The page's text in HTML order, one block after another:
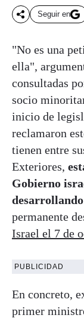
Seguir en
"No es una
ella",
consultadas
socio
inicio de
reclamaron
tienen entre
Exteriores,
Gobierno
permanente
Israel el 7 de
PUBLICIDAD
En concreto,
primer